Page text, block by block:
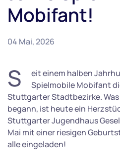
Mobifant!
04 Mai, 2026
S
eit einem halben
Spielmobile Mobifant
Stuttgarter Stadtbezirke. Was
begann, ist heute ein
Stuttgarter Jugendhaus
Mai mit einer riesigen
alle eingeladen!